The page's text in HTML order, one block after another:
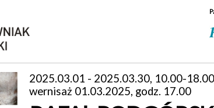
2025.03.01 - 2025.03.30, 10.00-18.00
wernisaż 01.03.2025, godz. 17.00